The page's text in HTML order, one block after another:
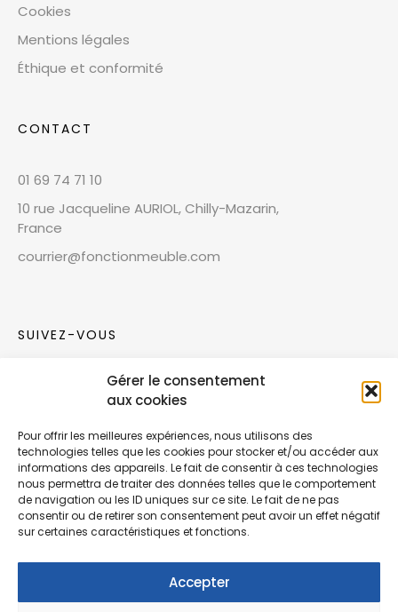
Gérer le consentement
aux cookies
Pour offrir les meilleures expériences, nous utilisons des
technologies telles que les cookies pour stocker et/ou accéder aux
informations des appareils. Le fait de consentir à ces technologies
nous permettra de traiter des données telles que le comportement
de navigation ou les ID uniques sur ce site. Le fait de ne pas
consentir ou de retirer son consentement peut avoir un effet négatif
sur certaines caractéristiques et fonctions.
Accepter
Cookies
Mentions légales
Éthique et conformité
CONTACT
01 69 74 71 10
10 rue Jacqueline AURIOL, Chilly-Mazarin,
France
courrier@fonctionmeuble.com
SUIVEZ-VOUS
Rejoignez notre communauté sur les réseaux
Nouvelles collections, vie de l’équipe ou
inspirations : soyez informés de nos dernières
actualités.